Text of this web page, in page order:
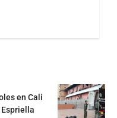
en Cali